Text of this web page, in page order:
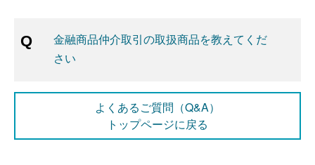
金融商品仲介取引の取扱商品を教えてくだ
さい
よくあるご質問（Q&A）
トップページに戻る